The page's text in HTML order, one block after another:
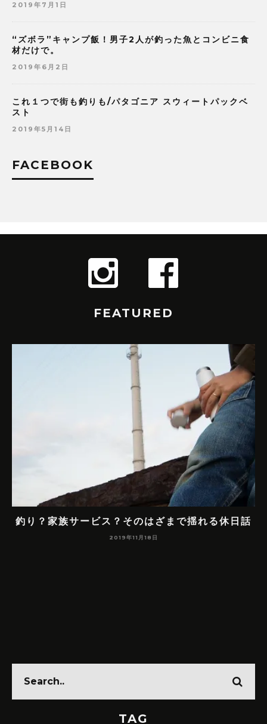
2019年7月1日
“ズボラ”キャンプ飯！男子2人が釣った魚とコンビニ食
材だけで。
2019年6月2日
これ１つで街も釣りも/パタゴニア スウィートパックベ
スト
2019年5月14日
FACEBOOK
FEATURED
釣り？家族サービス？そのはざまで揺れる休日話
2019年11月18日
TAG